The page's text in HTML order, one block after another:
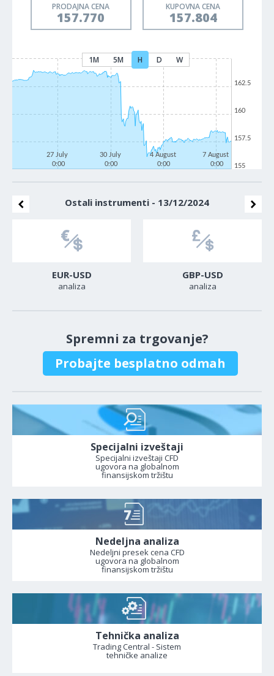
PRODAJNA CENA
157.770
KUPOVNA CENA
157.804
1M 5M H D W
27 July
0:00
30 July
0:00
4 August
0:00
7 August
0:00
155
157.5
160
162.5
Ostali instrumenti - 13/12/2024
EUR-USD
analiza
GBP-USD
analiza
Spremni za trgovanje?
Probajte besplatno odmah
Specijalni izveštaji
Specijalni izveštaji CFD
ugovora na globalnom
finansijskom tržištu
Nedeljna analiza
Nedeljni presek cena CFD
ugovora na globalnom
finansijskom tržištu
Tehnička analiza
Trading Central - Sistem
tehničke analize